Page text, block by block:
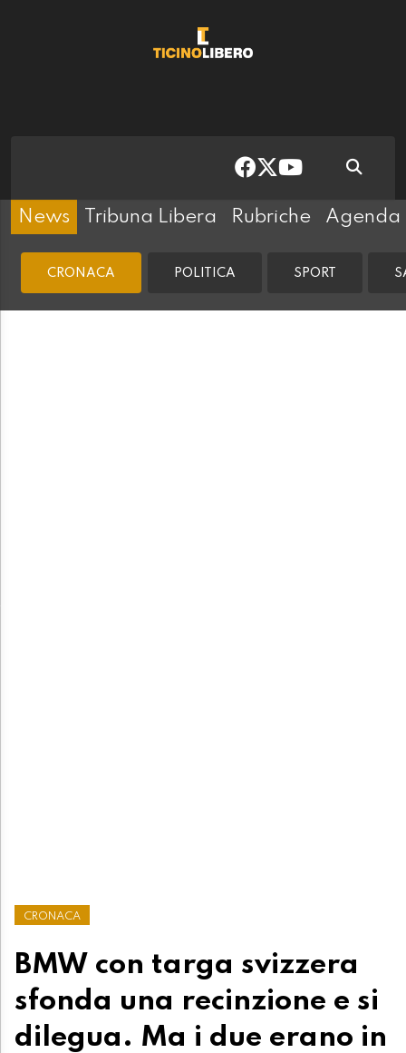
News Tribuna Libera Rubriche Agenda
CRONACA POLITICA SPORT
CRONACA
BMW con targa svizzera
sfonda una recinzione e si
dilegua. Ma i due erano in